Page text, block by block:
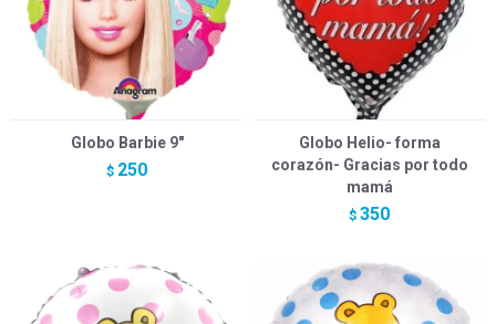
Globo Barbie 9"
$ 250
Globo Helio- forma
corazón- Gracias por todo
mamá
$ 350